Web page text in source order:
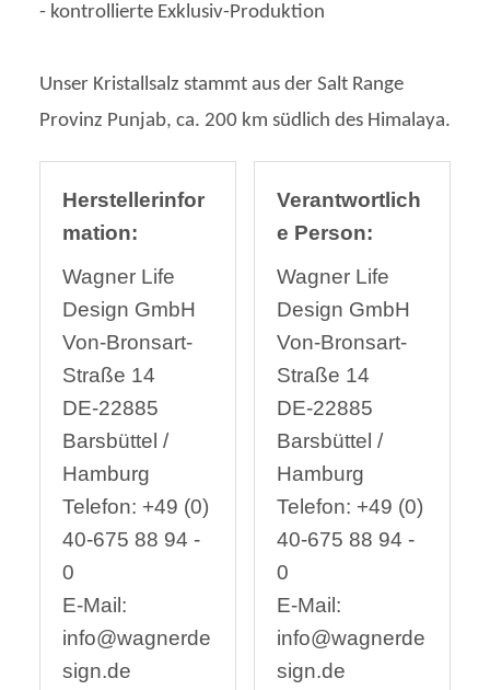
- kontrollierte Exklusiv-Produktion
Unser Kristallsalz stammt aus der Salt Range
Provinz Punjab, ca. 200 km südlich des Himalaya.
Herstellerinfor
mation:
Wagner Life
Design GmbH
Von-Bronsart-
Straße 14
DE-22885
Barsbüttel /
Hamburg
Telefon: +49 (0)
40-675 88 94 -
0
E-Mail:
info@wagnerde
sign.de
Verantwortlich
e Person:
Wagner Life
Design GmbH
Von-Bronsart-
Straße 14
DE-22885
Barsbüttel /
Hamburg
Telefon: +49 (0)
40-675 88 94 -
0
E-Mail:
info@wagnerde
sign.de